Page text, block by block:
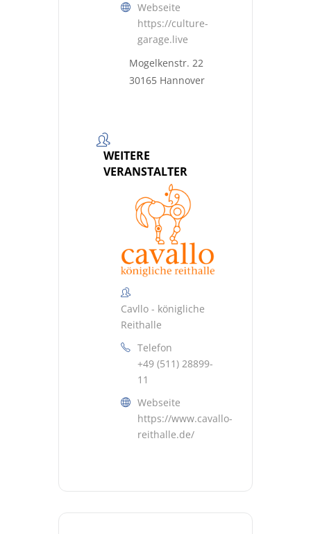
Webseite
https://culture-
garage.live
Mogelkenstr. 22
30165 Hannover
WEITERE
VERANSTALTER
Cavllo - königliche
Reithalle
Telefon
+49 (511) 28899-
11
Webseite
https://www.cavallo-
reithalle.de/